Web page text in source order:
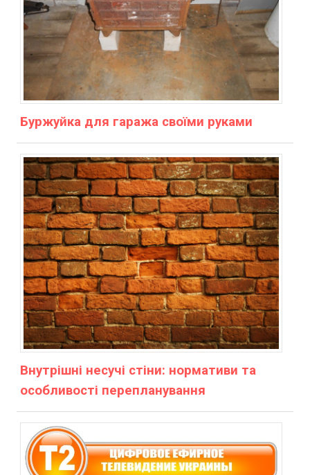
Буржуйка для гаража своїми руками
Внутрішні несучі стіни: нормативи та
особливості перепланування